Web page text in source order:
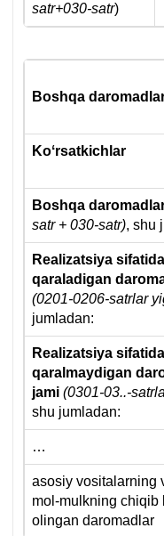
satr+030-satr)
Boshqa
Koʻrsatkichlar
Boshqa
satr + 030-satr), shu
Realizatsiya sifatida
qaraladigan
(0201-0206-satrlar
jumladan:
Realizatsiya sifatida
qaralmaydigan
jami (0301-03..-
shu jumladan:
…
asosiy vositalarning
mol-mulkning chiqib
olingan daromadlar